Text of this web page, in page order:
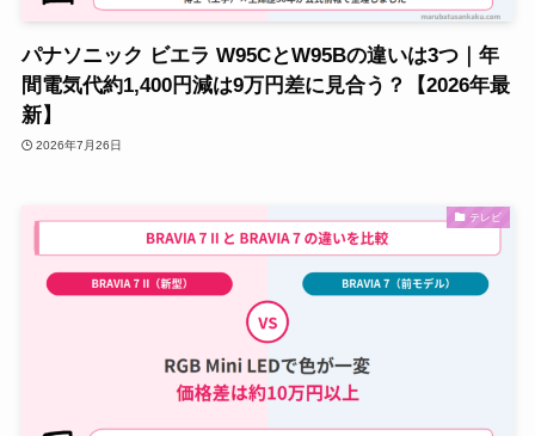
パナソニック ビエラ W95CとW95Bの違いは3つ｜年
間電気代約1,400円減は9万円差に見合う？【2026年最
新】
2026年7月26日
テレビ